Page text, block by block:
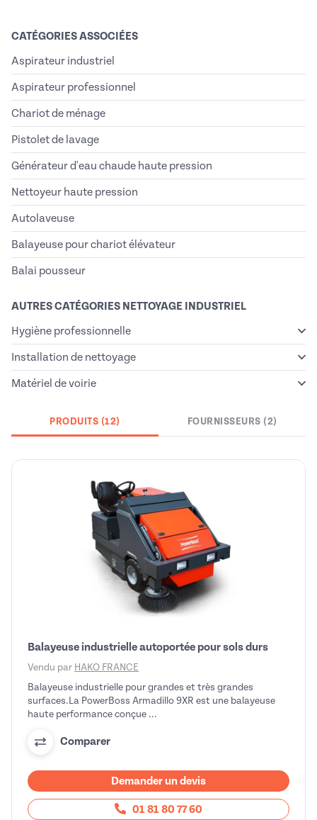
CATÉGORIES ASSOCIÉES
Aspirateur industriel
Aspirateur professionnel
Chariot de ménage
Pistolet de lavage
Générateur d'eau chaude haute pression
Nettoyeur haute pression
Autolaveuse
Balayeuse pour chariot élévateur
Balai pousseur
AUTRES CATÉGORIES NETTOYAGE INDUSTRIEL
Hygiène professionnelle
Installation de nettoyage
Matériel de voirie
PRODUITS (12) FOURNISSEURS (2)
Balayeuse industrielle autoportée pour sols durs
Vendu par HAKO FRANCE
Balayeuse industrielle pour grandes et très grandes
surfaces.La PowerBoss Armadillo 9XR est une balayeuse
haute performance conçue ...
Comparer
Demander un devis
01 81 80 77 60